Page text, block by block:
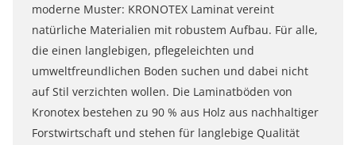
moderne Muster: KRONOTEX Laminat vereint
natürliche Materialien mit robustem Aufbau. Für alle,
die einen langlebigen, pflegeleichten und
umweltfreundlichen Boden suchen und dabei nicht
auf Stil verzichten wollen. Die Laminatböden von
Kronotex bestehen zu 90 % aus Holz aus nachhaltiger
Forstwirtschaft und stehen für langlebige Qualität